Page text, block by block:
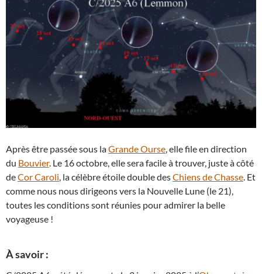
Après être passée sous laGrande Ourse, elle file en direction
du Bouvier. Le 16 octobre, elle sera facile à trouver, juste à côté
deCor Caroli, la célèbre étoile double desChiens de Chasse. Et
comme nous nous dirigeons vers la Nouvelle Lune (le 21),
toutes les conditions sont réunies pour admirer la belle
voyageuse !
À savoir :